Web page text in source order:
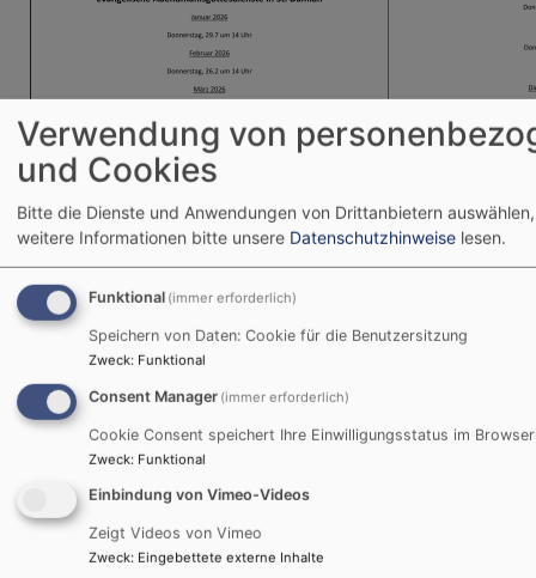
Bitte beachten: der für Do. 30.04.2026 in St.
Michael geplante Abendmahlsgottesdienst entfällt
Nächste Veranstaltungen
Fr, 17.7. - So, 11.10.
Dmitri Krenzer: Ausstellung Philosophie in Farbe
Verwendung von
und Cookies
Bitte die Dienste und Anwendungen von Drittanbietern
weitere Informationen bitte unsere Datenschutzhinweise lesen.
Funktional (immer erforderlich)
Speichern von Daten: Cookie für die Benutzersitzung
Zweck: Funktional
Consent Manager (immer erforderlich)
Cookie Consent speichert Ihre Einwilligungsstatus im Browser
Zweck: Funktional
Einbindung von Vimeo-Videos
Zeigt Videos von Vimeo
Zweck: Eingebettete externe Inhalte